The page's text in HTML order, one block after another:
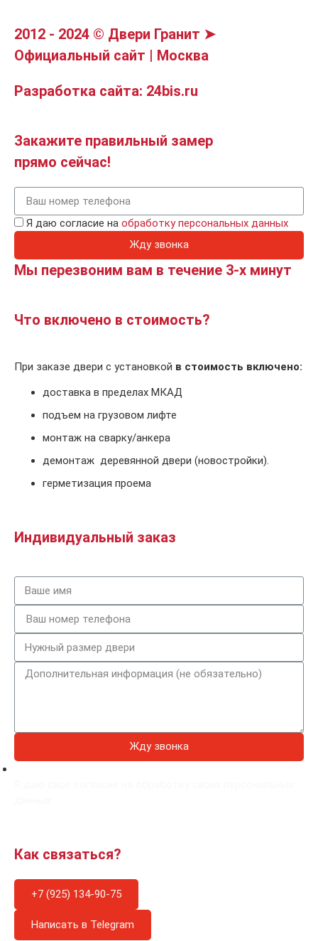
2012 - 2024 © Двери Гранит ➤
Официальный сайт | Москва
Разработка сайта: 24bis.ru
Закажите правильный замер
прямо сейчас!
Я даю согласие на обработку персональных данных
Жду звонка
Мы перезвоним вам в течение 3-х минут
Что включено в стоимость?
При заказе двери с установкой в стоимость включено:
доставка в пределах МКАД
подъем на грузовом лифте
монтаж на сварку/анкера
демонтаж деревянной двери (новостройки).
герметизация проема
Индивидуальный заказ
Жду звонка
Как связаться?
+7 (925) 134-90-75
Написать в Telegram